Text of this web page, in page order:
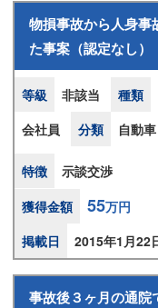
物損事故から人身
た事案（認定なし）
等級 非該当 種類
会社員
分類 自動車
特徴
示談交渉
獲得金額
55万円
掲載日
2015年1月22
事故後３ヶ月の通院